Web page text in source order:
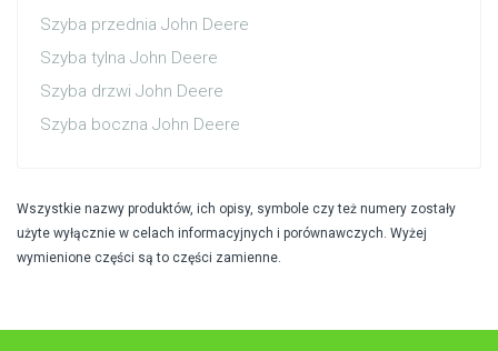
Szyba przednia John Deere
Szyba tylna John Deere
Szyba drzwi John Deere
Szyba boczna John Deere
Wszystkie nazwy produktów, ich opisy, symbole czy też numery zostały
użyte wyłącznie w celach informacyjnych i porównawczych. Wyżej
wymienione części są to części zamienne.